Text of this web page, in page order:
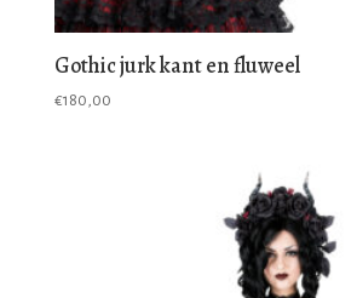
Gothic jurk kant en fluweel
€180,00